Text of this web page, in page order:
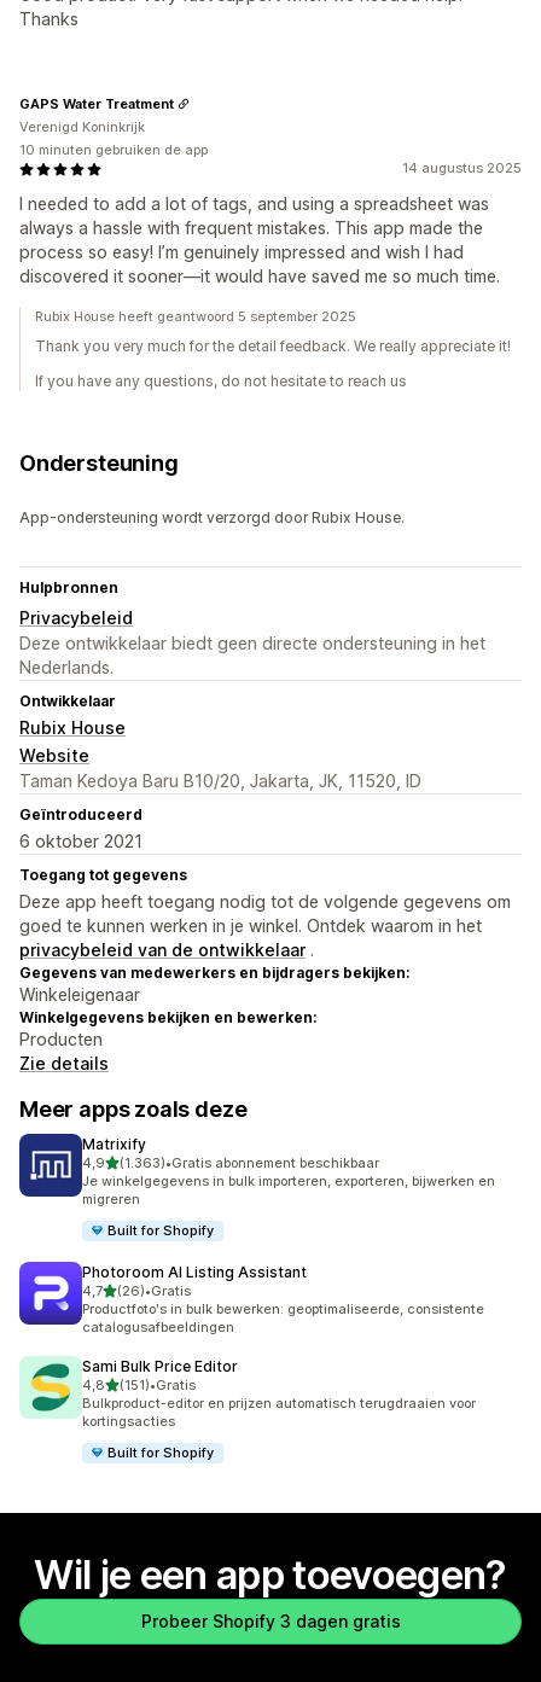
Thanks
14 augustus 2025
I needed to add a lot of tags, and using a spreadsheet was
always a hassle with frequent mistakes. This app made the
process so easy! I’m genuinely impressed and wish I had
discovered it sooner—it would have saved me so much time.
GAPS Water Treatment
Verenigd Koninkrijk
10 minuten gebruiken de app
Rubix House heeft geantwoord 5 september 2025
Thank you very much for the detail feedback. We really appreciate it!
If you have any questions, do not hesitate to reach us
Ondersteuning
App-ondersteuning wordt verzorgd door Rubix House.
Hulpbronnen
Privacybeleid
Deze ontwikkelaar biedt geen directe ondersteuning in het
Nederlands.
Ontwikkelaar
Rubix House
Website
Taman Kedoya Baru B10/20, Jakarta, JK, 11520, ID
Geïntroduceerd
6 oktober 2021
Toegang tot gegevens
Deze app heeft toegang nodig tot de volgende gegevens om
goed te kunnen werken in je winkel. Ontdek waarom in het
privacybeleid van de ontwikkelaar .
Gegevens van medewerkers en bijdragers bekijken:
Winkeleigenaar
Winkelgegevens bekijken en bewerken:
Producten
Zie details
Meer apps zoals deze
Matrixify
4,9van 5 sterren
(1.363)
1363 recensies in totaal
•Gratis abonnement beschikbaar
Je winkelgegevens in bulk importeren, exporteren, bijwerken en
migreren
Built for Shopify
Photoroom AI Listing Assistant
4,7van 5 sterren
(26)
26 recensies in totaal
•Gratis
Productfoto's in bulk bewerken: geoptimaliseerde, consistente
catalogusafbeeldingen
Sami Bulk Price Editor
4,8van 5 sterren
(151)
151 recensies in totaal
•Gratis
Bulkproduct-editor en prijzen automatisch terugdraaien voor
kortingsacties
Built for Shopify
Wil je een app toevoegen?
Probeer Shopify 3 dagen gratis